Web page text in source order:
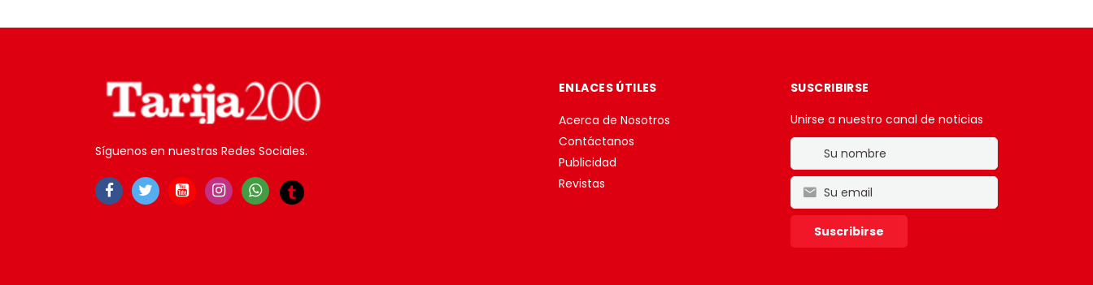
Síguenos en nuestras Redes Sociales.
ENLACES ÚTILES
Acerca de Nosotros
Contáctanos
Publicidad
Revistas
SUSCRIBIRSE
Unirse a nuestro canal de noticias